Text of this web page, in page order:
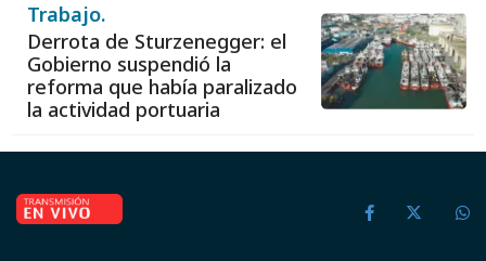
Trabajo.
Derrota de Sturzenegger: el
Gobierno suspendió la
reforma que había paralizado
la actividad portuaria